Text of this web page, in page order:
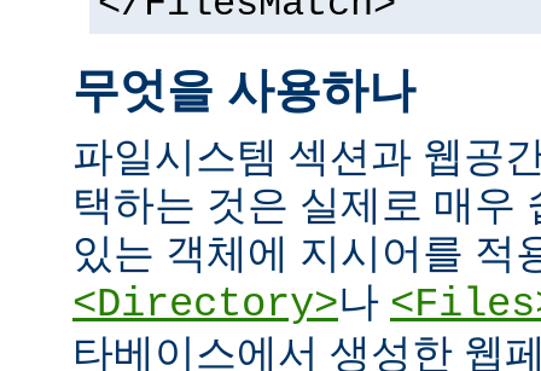
무엇을 사용하나
파일시스템 섹션과 웹공
택하는 것은 실제로 매우
있는 객체에 지시어를 적
<Directory>나
타베이스에서 생성한 웹